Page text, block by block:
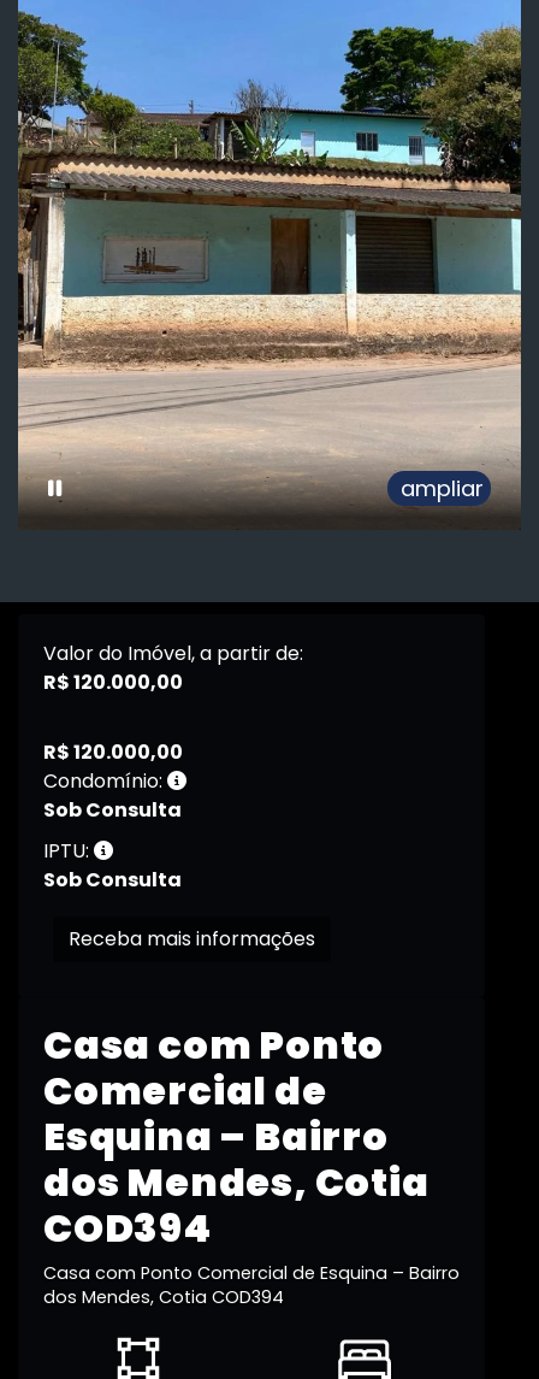
ampliar
Casa com Ponto
Comercial de
Esquina – Bairro
dos Mendes, Cotia
COD394
Casa com Ponto Comercial de Esquina – Bairro
dos Mendes, Cotia COD394
Valor do Imóvel, a partir de:
R$ 120.000,00
R$ 120.000,00
Condomínio:
Sob Consulta
IPTU:
Sob Consulta
Receba mais informações